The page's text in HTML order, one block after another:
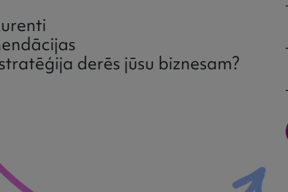
derēs jūsu biznesam?